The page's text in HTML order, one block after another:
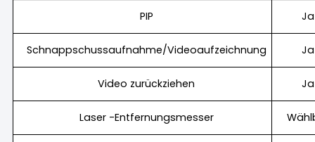
PIP
Ja
Schnappschussaufnahme/Videoaufzeichnung Ja
Video zurückziehen Ja
Laser -Entfernungsmesser